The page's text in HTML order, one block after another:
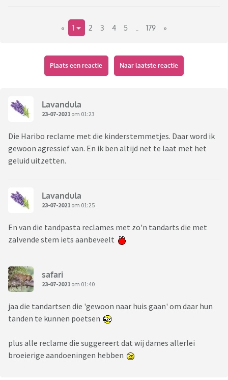
« 1 2 3 4 5 179 »
Plaats een reactie Naar laatste reactie
Lavandula
23-07-2021 om 01:23
Die Haribo reclame met die kinderstemmetjes. Daar word ik
gewoon agressief van. En ik ben altijd net te laat met het
geluid uitzetten.
Lavandula
23-07-2021 om 01:25
En van die tandpasta reclames met zo'n tandarts die met
zalvende stem iets aanbeveelt
safari
23-07-2021 om 01:40
jaa die tandartsen die 'gewoon naar huis gaan' om daar hun
tanden te kunnen poetsen
plus alle reclame die suggereert dat wij dames allerlei
broeierige aandoeningen hebben